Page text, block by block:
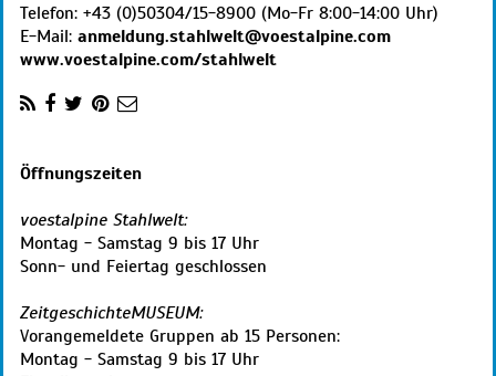
Telefon: +43 (0)50304/15-8900 (Mo-Fr 8:00-14:00 Uhr)
E-Mail: anmeldung.stahlwelt@voestalpine.com
www.voestalpine.com/stahlwelt
Öffnungszeiten
voestalpine Stahlwelt:
Montag - Samstag 9 bis 17 Uhr
Sonn- und Feiertag geschlossen
ZeitgeschichteMUSEUM:
Vorangemeldete Gruppen ab 15 Personen:
Montag - Samstag 9 bis 17 Uhr